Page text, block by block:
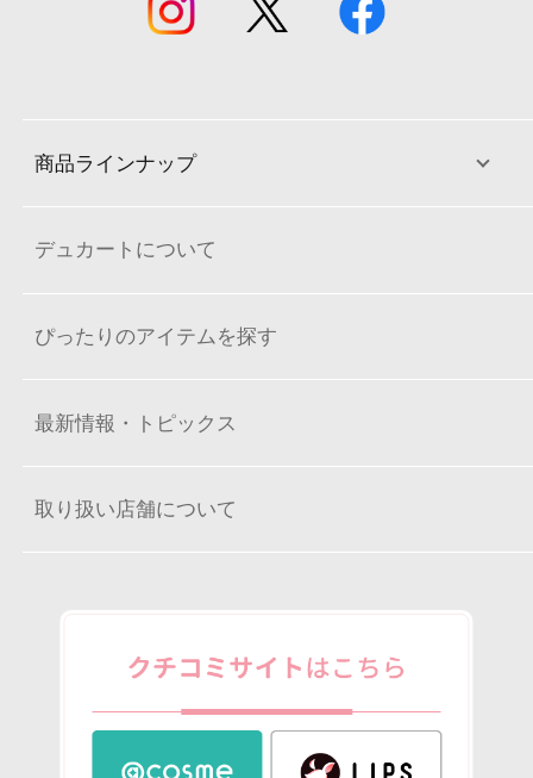
商品ラインナップ
デュカートについて
ぴったりのアイテムを探す
最新情報・トピックス
取り扱い店舗について